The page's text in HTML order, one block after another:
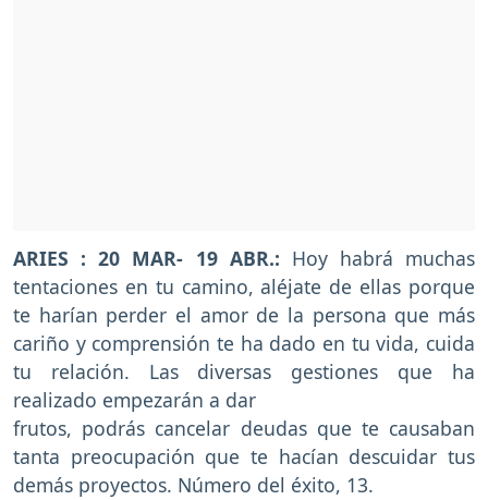
ARIES : 20 MAR- 19 ABR.: Hoy habrá muchas
tentaciones en tu camino, aléjate de ellas porque
te harían perder el amor de la persona que más
cariño y comprensión te ha dado en tu vida, cuida
tu relación. Las diversas gestiones que ha
realizado empezarán a dar
frutos, podrás cancelar deudas que te causaban
tanta preocupación que te hacían descuidar tus
demás proyectos. Número del éxito, 13.